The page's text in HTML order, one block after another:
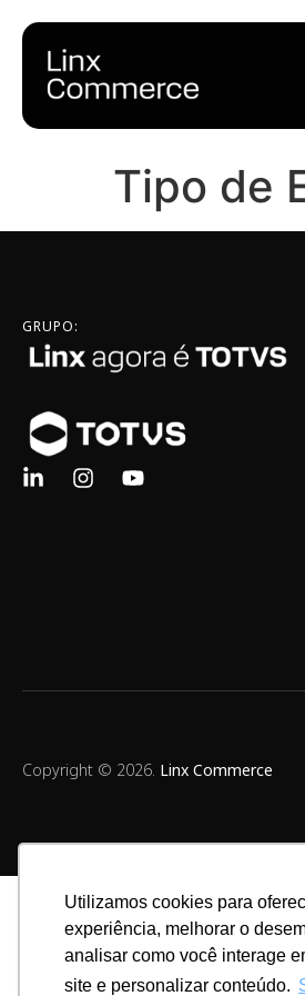
Utilizamos cookies para
experiência, melhorar o
analisar como você interage
site e personalizar conteúdo.
Tipo de
GRUPO:
Copyright © 2026. Linx Commerce